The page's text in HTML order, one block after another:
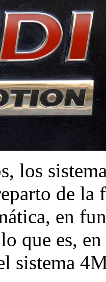
los
de la
en
que es,
sistema